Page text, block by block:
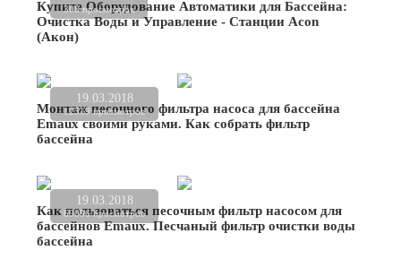
308 просмотров
Купите Оборудование Автоматики для Бассейна:
Очистка Воды и Управление - Станции Acon
(Акон)
19.03.2018
12519 просмотров
Монтаж песочного фильтра насоса для бассейна
Emaux своими руками. Как собрать фильтр
бассейна
19.03.2018
69096 просмотров
Как пользоваться песочным фильтр насосом для
бассейнов Emaux. Песчаный фильтр очистки воды
бассейна